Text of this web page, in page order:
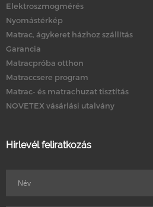
Elektroszmogmérés
Nyomástérkép
Matrac, ágykeret házhoz szállítás
Garancia
Matracpróba otthon
Matraccsere program
Matrac- és matrachuzat tisztítás
NOVETEX vásárlási utalvány
Hírlevél feliratkozás